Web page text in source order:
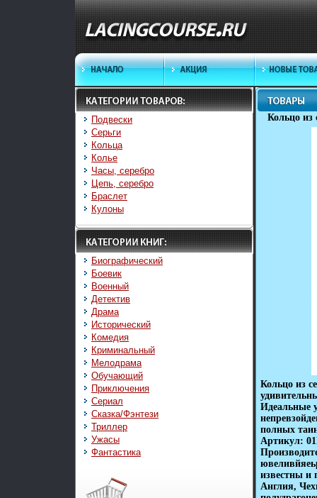
Подвески
Серьги
Кольца
Колье
Часы, серебро
Цепь, серебро
Браслет
Кулоны
Биографический
Боевик
Военный
Детектив
Драма
Исторический
Комедия
Криминальный
Мелодрама
Обучающий
Приключения
Сериал
Сказка/Фэнтези
Триллер
Ужасы
Фантастика
Кольцо из
Кольцо из
Идеальные
полных
Артикул:
известны и
Англия,